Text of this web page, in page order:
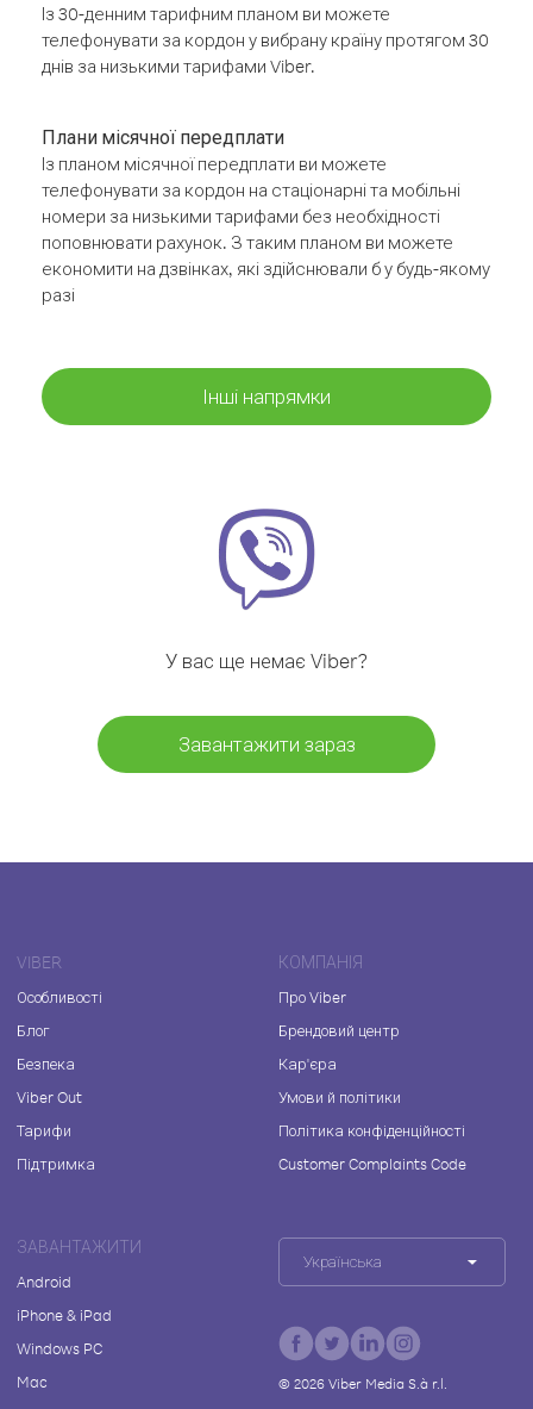
Із 30-денним тарифним планом ви можете
телефонувати за кордон у вибрану країну протягом 30
днів за низькими тарифами Viber.
Плани місячної передплати
Із планом місячної передплати ви можете
телефонувати за кордон на стаціонарні та мобільні
номери за низькими тарифами без необхідності
поповнювати рахунок. З таким планом ви можете
економити на дзвінках, які здійснювали б у будь-якому
разі
Інші напрямки
У вас ще немає Viber?
Завантажити зараз
VIBER
Особливості
Блог
Безпека
Viber Out
Тарифи
Підтримка
КОМПАНІЯ
Про Viber
Брендовий центр
Кар'єра
Умови й політики
Політика конфіденційності
Customer Complaints Code
ЗАВАНТАЖИТИ
Android
iPhone & iPad
Windows PC
Mac
Українська
© 2026Viber Media S.à r.l.